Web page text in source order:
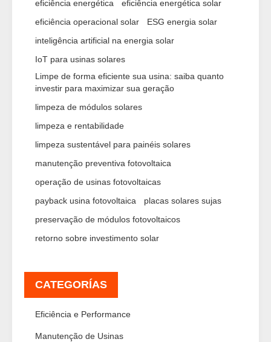
eficiência energética
eficiência energética solar
eficiência operacional solar
ESG energia solar
inteligência artificial na energia solar
IoT para usinas solares
Limpe de forma eficiente sua usina: saiba quanto
investir para maximizar sua geração
limpeza de módulos solares
limpeza e rentabilidade
limpeza sustentável para painéis solares
manutenção preventiva fotovoltaica
operação de usinas fotovoltaicas
payback usina fotovoltaica
placas solares sujas
preservação de módulos fotovoltaicos
retorno sobre investimento solar
CATEGORÍAS
Eficiência e Performance
Manutenção de Usinas